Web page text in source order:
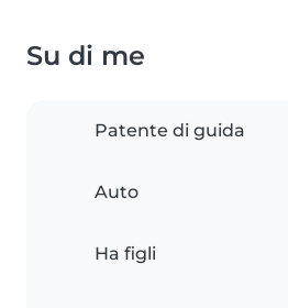
Su di me
Patente di guida
Auto
Ha figli